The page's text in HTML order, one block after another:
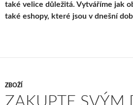
také velice důležitá. Vytváříme jak
také eshopy, které jsou v dnešní
ZBOŽÍ